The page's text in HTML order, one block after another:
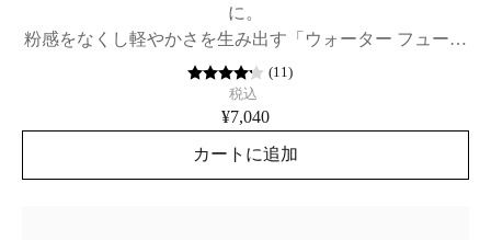
に。
粉感をなくし軽やかさを生み出す「ウォーター フュージ
ョン製法」でつくられたパウダリー ファンデーション。
(11)
税込
¥7,040
カートに追加